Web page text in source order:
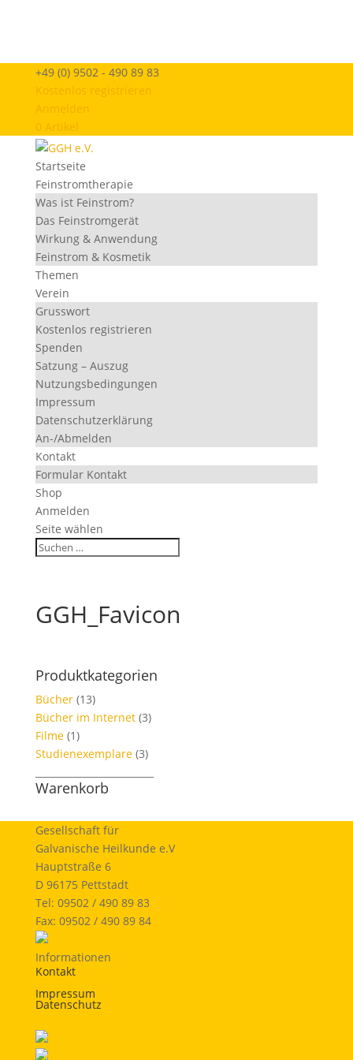
+49 (0) 9502 - 490 89 83
Kostenlos registrieren
Anmelden
0 Artikel
Startseite
Feinstromtherapie
Was ist Feinstrom?
Das Feinstromgerät
Wirkung & Anwendung
Feinstrom & Kosmetik
Themen
Verein
Grusswort
Kostenlos registrieren
Spenden
Satzung – Auszug
Nutzungsbedingungen
Impressum
Datenschutzerklärung
An-/Abmelden
Kontakt
Formular Kontakt
Shop
Anmelden
Seite wählen
GGH_Favicon
Produktkategorien
Bücher (13)
Bücher im Internet (3)
Filme (1)
Studienexemplare (3)
Warenkorb
Gesellschaft für
Galvanische Heilkunde e.V
Hauptstraße 6
D 96175 Pettstadt
Tel: 09502 / 490 89 83
Fax: 09502 / 490 89 84
Informationen
Kontakt
Impressum
Datenschutz